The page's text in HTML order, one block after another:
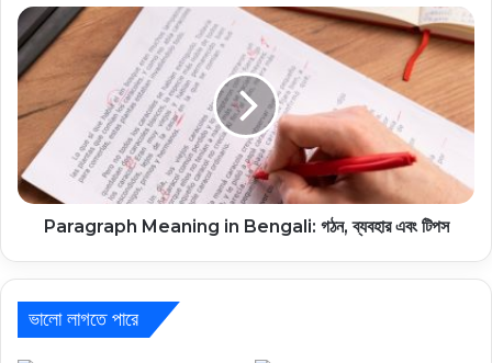
Paragraph Meaning in Bengali: গঠন, ব্যবহার এবং টিপস
ভালো লাগতে পারে